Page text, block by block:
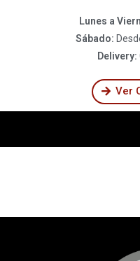
Lunes a
Sábado:
Delivery:
Ver